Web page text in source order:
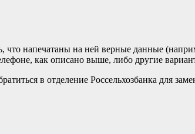
что напечатаны на ней верные данные
как описано выше, либо другие
в отделение Россельхозбанка для